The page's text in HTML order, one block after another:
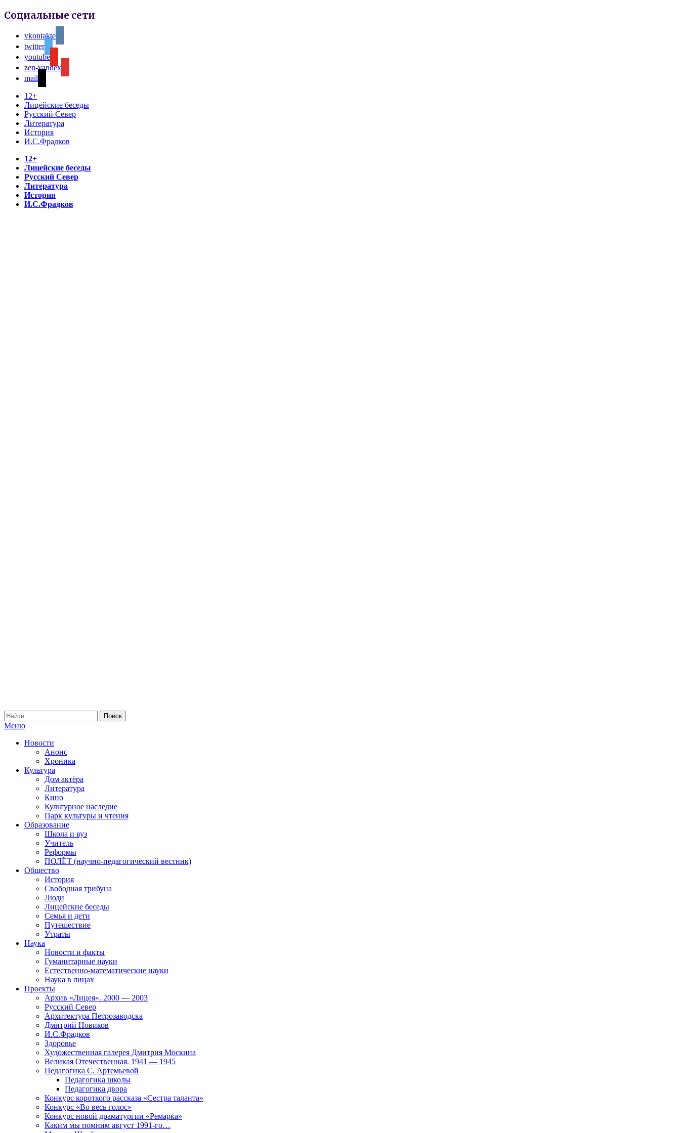
Социальные сети
vkontakte
twitter
youtube
zen-yandex
mail
12+
Лицейские беседы
Русский Север
Литература
История
И.С.Фрадков
12+
Лицейские беседы
Русский Север
Литература
История
И.С.Фрадков
Меню
Новости
Анонс
Хроника
Культура
Дом актёра
Литература
Кино
Культурное наследие
Парк культуры и чтения
Образование
Школа и вуз
Учитель
Реформы
ПОЛЁТ (научно-педагогический вестник)
Общество
История
Свободная трибуна
Люди
Лицейские беседы
Семья и дети
Путешествие
Утраты
Наука
Новости и факты
Гуманитарные науки
Естественно-математические науки
Наука в лицах
Проекты
Архив «Лицея». 2000 — 2003
Русский Север
Архитектура Петрозаводска
Дмитрий Новиков
И.С.Фрадков
Здоровье
Художественная галерея Дмитрия Москина
Великая Отечественная. 1941 — 1945
Педагогика С. Артемьевой
Педагогика школы
Педагогика двора
Конкурс короткого рассказа «Сестра таланта»
Конкурс «Во весь голос»
Конкурс новой драматургии «Ремарка»
Каким мы помним август 1991-го…